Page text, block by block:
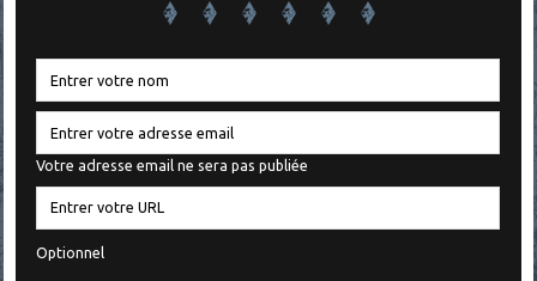
Votre adresse email ne sera pas publiée
Optionnel